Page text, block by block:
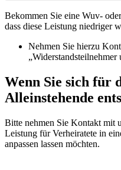
Bekommen Sie eine Wuv-
dass diese Leistung niedriger
Nehmen Sie hierzu
Wenn Sie sich für
Alleinstehende
Bitte nehmen Sie Kontakt mit
Leistung für Verheiratete in
anpassen lassen möchten.